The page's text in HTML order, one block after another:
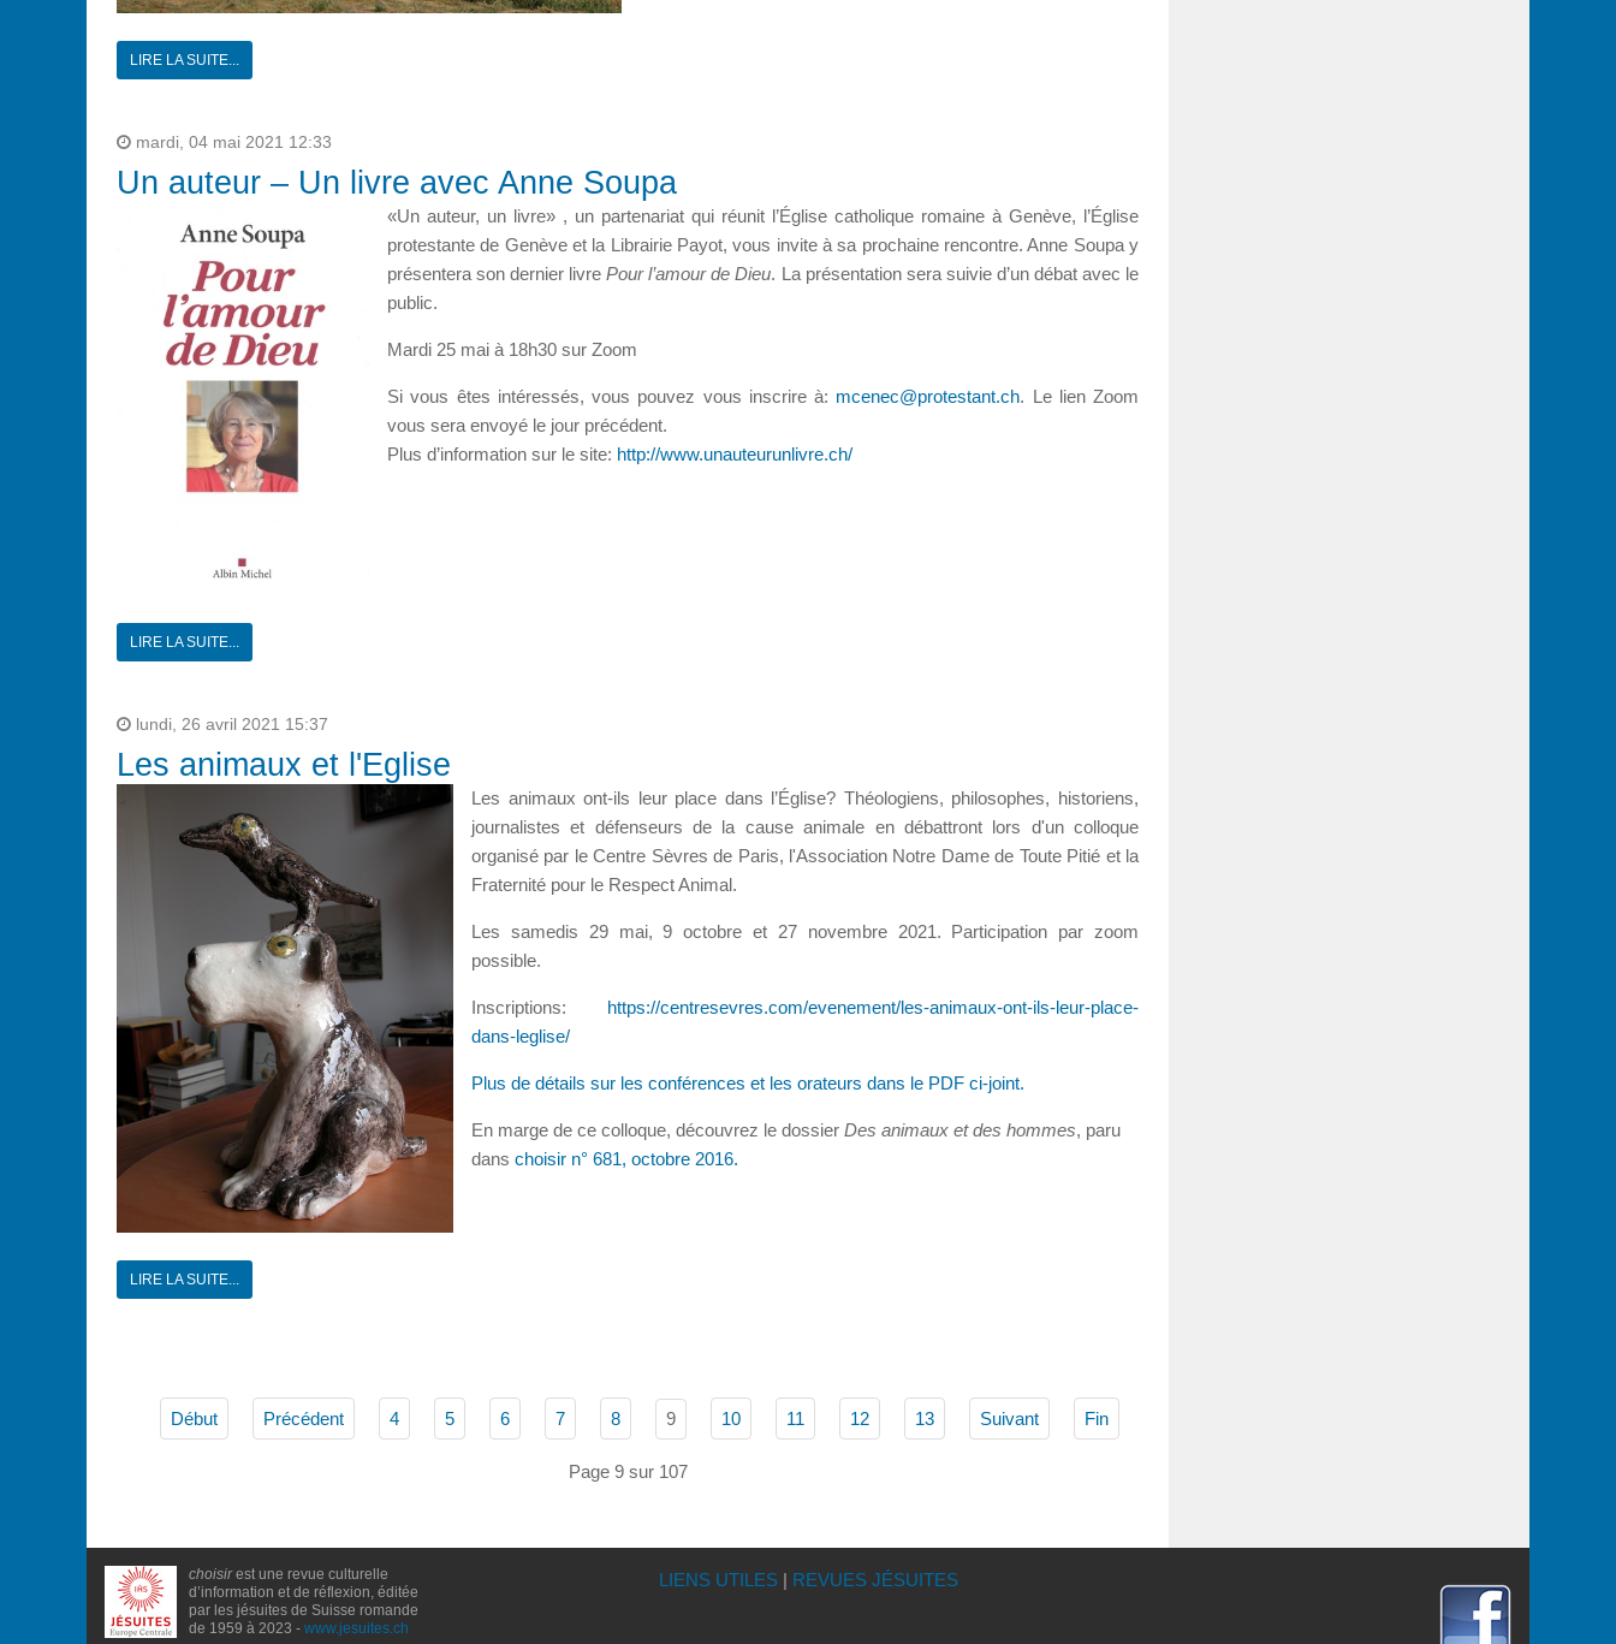
LIRE LA SUITE...
mardi, 04 mai 2021 12:33
Un auteur – Un livre avec Anne Soupa
«Un auteur, un livre» , un partenariat qui réunit l’Église catholique romaine à Genève, l’Église
protestante de Genève et la Librairie Payot, vous invite à sa prochaine rencontre. Anne Soupa y
présentera son dernier livrePour l’amour de Dieu. La présentation sera suivie d’un débat avec le
public.
Mardi 25 mai à 18h30 sur Zoom
Si vous êtes intéressés, vous pouvez vous inscrire à:
. Le lien Zoom
vous sera envoyé le jour précédent.
Plus d’information sur le site: http://www.unauteurunlivre.ch/
LIRE LA SUITE...
lundi, 26 avril 2021 15:37
Les animaux et l'Eglise
Les animaux ont-ils leur place dans l’Église? Théologiens, philosophes, historiens,
journalistes et défenseurs de la cause animale en débattront lors d'un colloque
organisé par le Centre Sèvres de Paris, l'Association Notre Dame de Toute Pitié et la
Fraternité pour le Respect Animal.
Les samedis 29 mai, 9 octobre et 27 novembre 2021. Participation par zoom
possible.
Inscriptions: https://centresevres.com/evenement/les-animaux-ont-ils-leur-place-
dans-leglise/
Plus de détails sur les conférences et les orateurs dans le PDF ci-joint.
En marge de ce colloque, découvrez le dossier Des animaux et des hommes, paru
dans choisir n° 681, octobre 2016.
LIRE LA SUITE...
Début Précédent 4 5 6 7 8 9 10 11 12 13 Suivant Fin
Page 9 sur 107
choisirest une revue culturelle
d’information et de réflexion, éditée
par les jésuites de Suisse romande
de 1959 à 2023 - www.jesuites.ch
LIENS UTILES| REVUES JÉSUITES